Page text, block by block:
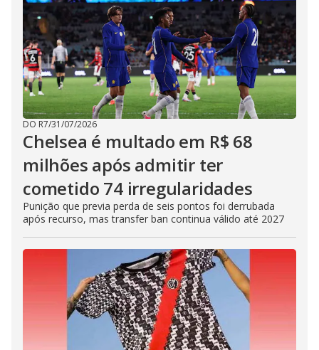
DO R7/31/07/2026
Chelsea é multado em R$ 68
milhões após admitir ter
cometido 74 irregularidades
Punição que previa perda de seis pontos foi derrubada
após recurso, mas transfer ban continua válido até 2027